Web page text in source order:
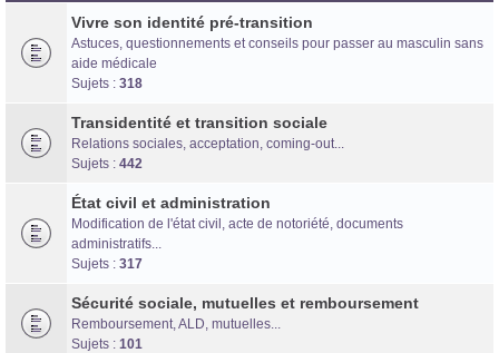
Trans District
Forum d'information sur les transidentités masculines FtM/FtX/Ft*
Vivre son identité pré-transition
Astuces, questionnements et conseils pour passer au masculin sans
aide médicale
Sujets : 318
Transidentité et transition sociale
Relations sociales, acceptation, coming-out...
Sujets : 442
État civil et administration
Modification de l'état civil, acte de notoriété, documents
administratifs...
Sujets : 317
Sécurité sociale, mutuelles et remboursement
Remboursement, ALD, mutuelles...
Sujets : 101